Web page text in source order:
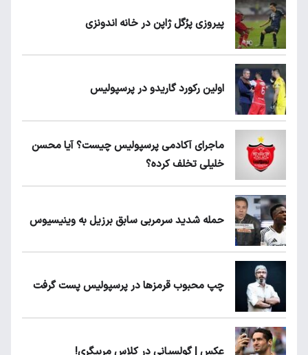
پیروزی پرُگل ژاپن در خانه اندونزی
اولین رکورد گاریدو در پرسپولیس
ماجرای آکادمی پرسپولیس چیست؟ آیا محسن
خلیلی تخلف کرده؟
حمله شدید سرمربی سابق برزیل به وینیسیوس
چپ محبوب قرمزها در پرسپولیس پست گرفت
عکس | گولسیانی در کلاس مربیگری!